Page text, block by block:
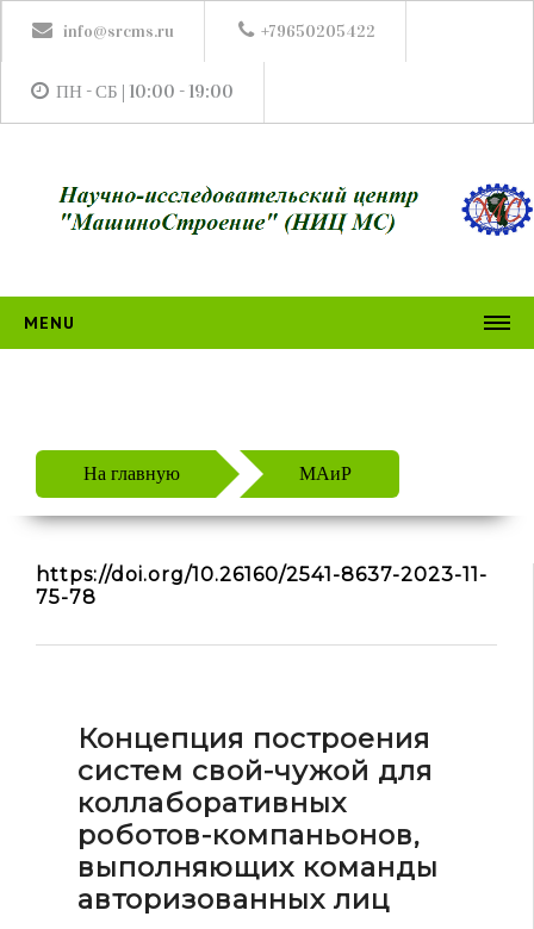
info@srcms.ru +79650205422
ПН - СБ | 10:00 - 19:00
MENU
Журналы
ТГиСМ
АПвМ
МАиР
СПТМ
Конференции
АПвМ
МАиППСиМ
МАиР
На главную МАиР
https://doi.org/10.26160/2541-8637-2023-11-
75-78
Концепция построения
систем свой-чужой для
коллаборативных
роботов-компаньонов,
выполняющих команды
авторизованных лиц